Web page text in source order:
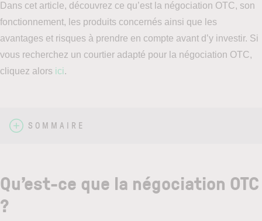
Dans cet article, découvrez ce qu’est la négociation OTC, son
fonctionnement, les produits concernés ainsi que les
avantages et risques à prendre en compte avant d’y investir. Si
vous recherchez un courtier adapté pour la négociation OTC,
cliquez alors ici.
SOMMAIRE
Qu’est-ce que la négociation OTC
?